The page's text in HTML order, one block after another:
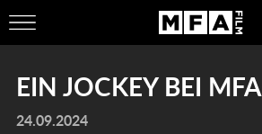
EIN JOCKEY BEI MFA
24.09.2024